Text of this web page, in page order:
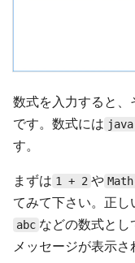
数式を入力すると
です。数式には
す。
まずは 1 + 2 や
てみて下さい。正
abc などの数式と
メッセージが表示さ